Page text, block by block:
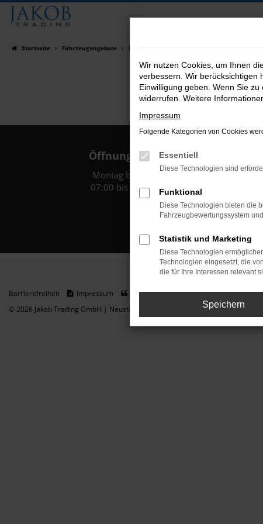
Zum
Hauptinhalt
Startseite Fahrzeugangebote Fahrzeugsuche
Öffnungszeiten:
Montag bis Freitag:
07:00 bis 18:00 Uhr
Barrierefreiheit Impressum Datenschutz
Cookie Einstellungen
© 2026 Jakob Trading GmbH | Neustädter Straße 1 | DE-08223 Neustadt/
Wir nutzen Cookies, um Ihnen
verbessern. Wir berücksichtigen
Einwilligung geben. Wenn Sie
widerrufen. Weitere
Impressum
Folgende Kategorien von Cookies
Essentiell
Diese Technologien sind
Funktional
Diese Technologien bieten die
Fahrzeugbewertungssystem
Statistik und Marketing
Diese Technologien
Technologien eingesetzt, die
die für Ihre Interessen relevant
Speichern